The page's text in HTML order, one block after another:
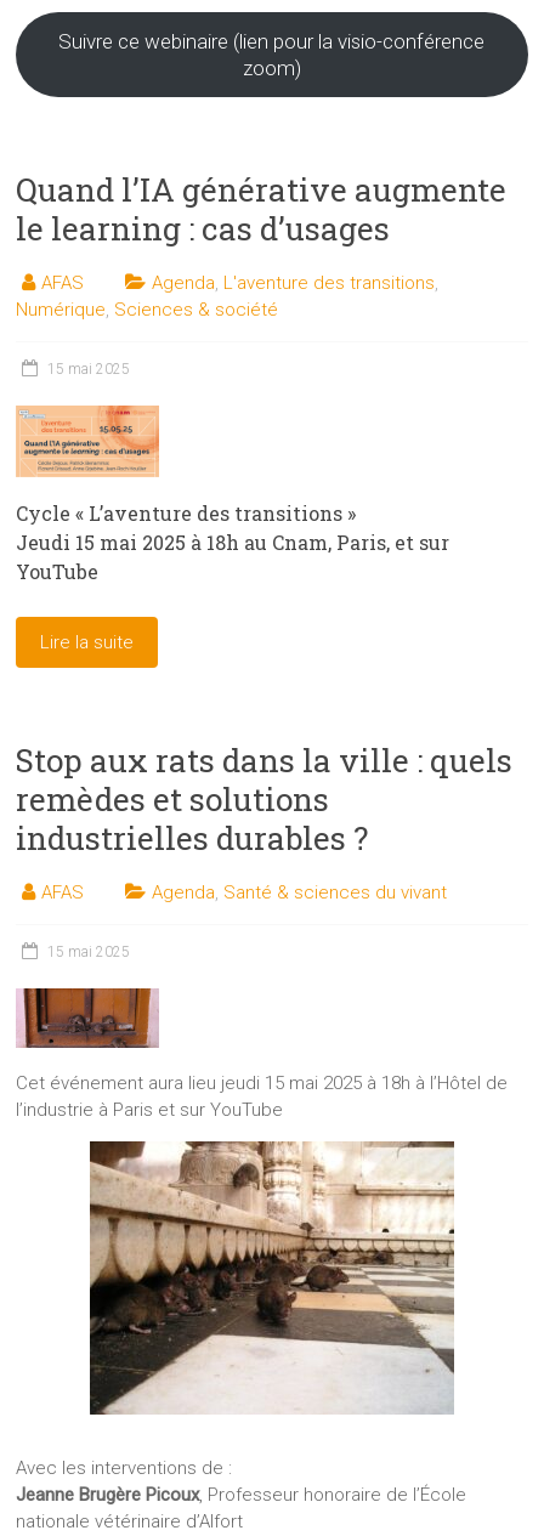
Suivre ce webinaire (lien pour la visio-conférence
zoom)
Quand l’IA générative augmente
le learning : cas d’usages
AFAS Agenda, L'aventure des transitions,
Numérique, Sciences & société
15 mai 2025
Cycle « L’aventure des transitions »
Jeudi 15 mai 2025 à 18h au Cnam, Paris, et sur
YouTube
Lire la suite
Stop aux rats dans la ville : quels
remèdes et solutions
industrielles durables ?
AFAS Agenda, Santé & sciences du vivant
15 mai 2025
Cet événement aura lieu jeudi 15 mai 2025 à 18h à l’Hôtel de
l’industrie à Paris et sur YouTube
Avec les interventions de :
Jeanne Brugère Picoux, Professeur honoraire de l’École
nationale vétérinaire d’Alfort